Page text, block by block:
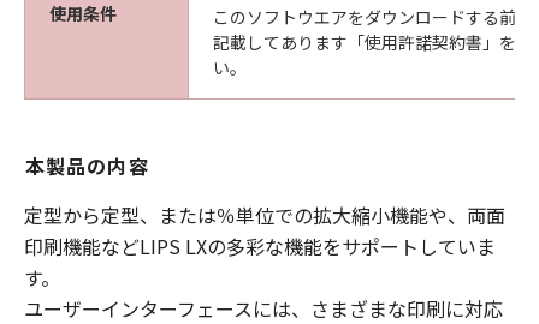
使用条件
このソフトウエアをダウンロードする前
記載してあります「使用許諾契約書」を
い。
本製品の内容
定型から定型、または％単位での拡大縮小機能や、両面
印刷機能などLIPS LXの多彩な機能をサポートしていま
す。
ユーザーインターフェースには、さまざまな印刷に対応